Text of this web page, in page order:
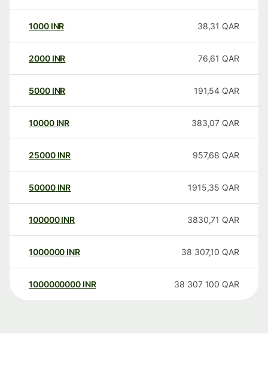
1000 INR 38,31 QAR
2000 INR 76,61 QAR
5000 INR 191,54 QAR
10000 INR 383,07 QAR
25000 INR 957,68 QAR
50000 INR 1915,35 QAR
100000 INR 3830,71 QAR
1000000 INR 38 307,10 QAR
1000000000 INR 38 307 100 QAR